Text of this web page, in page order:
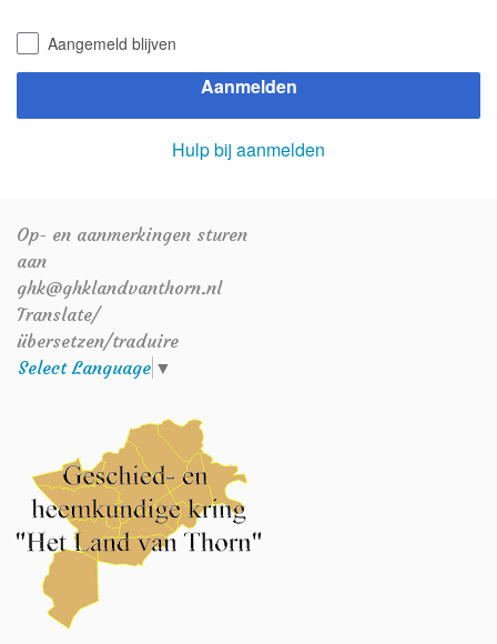
Verenigingsinfo
Aangemeld blijven
Aanmelden
Hulp bij aanmelden
Op- en aanmerkingen sturen
aan
ghk@ghklandvanthorn.nl
Translate/
übersetzen/traduire
Select Language ▼